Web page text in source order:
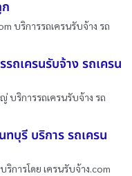
บริการรถเครนรับจ้าง รถ
ถเครนรับจ้าง รถเครน
บริการรถเครนรับจ้าง รถ
บุรี บริการ รถเครน
การโดย เครนรับจ้าง.com